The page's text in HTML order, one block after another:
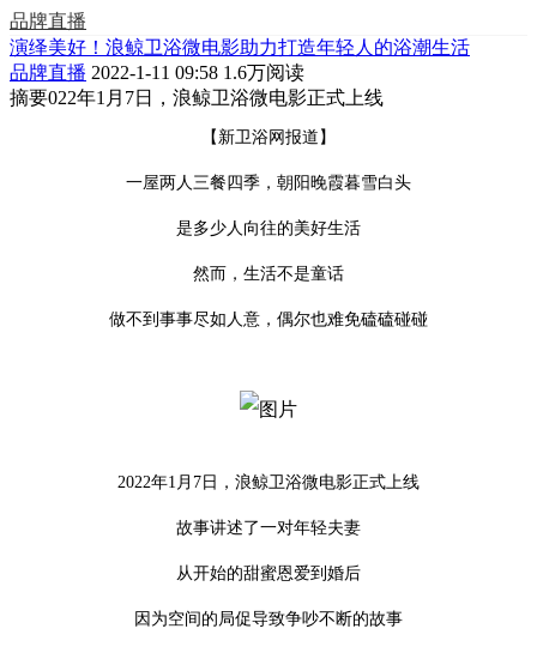
品牌直播
演绎美好！浪鲸卫浴微电影助力打造年轻人的浴潮生活
品牌直播 2022-1-11 09:58 1.6万阅读
摘要022年1月7日，浪鲸卫浴微电影正式上线
【新卫浴网报道】
一屋两人三餐四季，朝阳晚霞暮雪白头
是多少人向往的美好生活
然而，生活不是童话
做不到事事尽如人意，偶尔也难免磕磕碰碰
2022年1月7日，浪鲸卫浴微电影正式上线
故事讲述了一对年轻夫妻
从开始的甜蜜恩爱到婚后
因为空间的局促导致争吵不断的故事